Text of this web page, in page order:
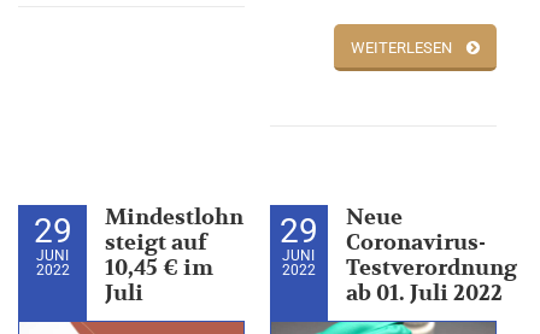
WEITERLESEN
29
JUNI
2022
Mindestlohn
steigt auf
10,45 € im
Juli
29
JUNI
2022
Neue
Coronavirus-
Testverordnung
ab 01. Juli 2022